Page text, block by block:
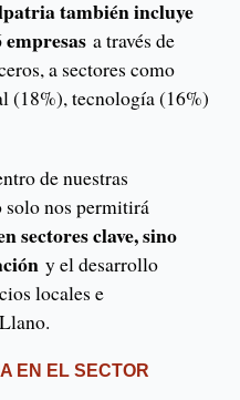
también incluye
a través de
a sectores como
(18%), tecnología (16%)
de nuestras
solo nos permitirá
sectores clave, sino
y el desarrollo
locales e
EN EL SECTOR